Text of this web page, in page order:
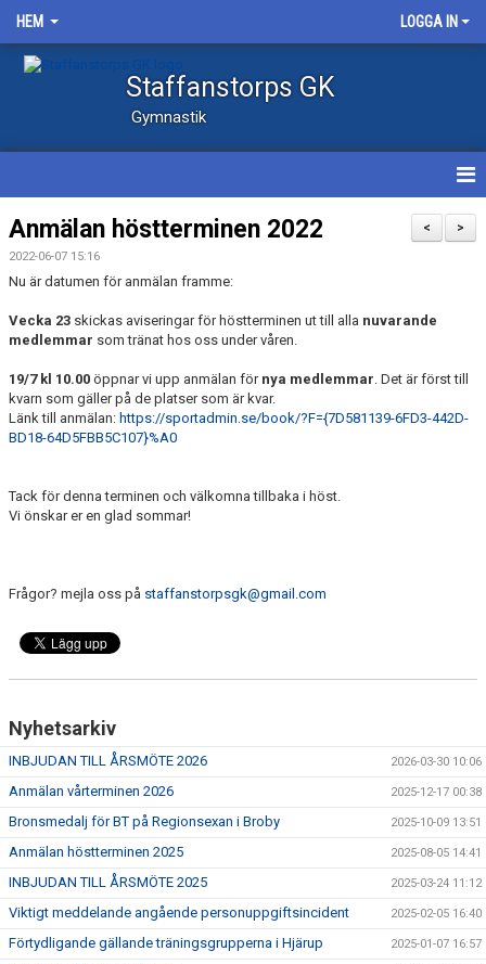
HEM LOGGA IN
Staffanstorps GK
Gymnastik
NYHETER
KALENDER
FOTOALBUM
>
<
Anmälan höstterminen 2022
2022-06-07 15:16
Nu är datumen för anmälan framme:
Vecka 23 skickas aviseringar för höstterminen ut till alla nuvarande
medlemmar som tränat hos oss under våren.
19/7 kl 10.00 öppnar vi upp anmälan för nya medlemmar. Det är först till
kvarn som gäller på de platser som är kvar.
Länk till anmälan: https://sportadmin.se/book/?F={7D581139-6FD3-442D-
BD18-64D5FBB5C107}%A0
Tack för denna terminen och välkomna tillbaka i höst.
Vi önskar er en glad sommar!
Frågor? mejla oss på staffanstorpsgk@gmail.com
Nyhetsarkiv
INBJUDAN TILL ÅRSMÖTE 2026 2026-03-30 10:06
Anmälan vårterminen 2026 2025-12-17 00:38
Bronsmedalj för BT på Regionsexan i Broby 2025-10-09 13:51
Anmälan höstterminen 2025 2025-08-05 14:41
INBJUDAN TILL ÅRSMÖTE 2025 2025-03-24 11:12
Viktigt meddelande angående personuppgiftsincident 2025-02-05 16:40
Förtydligande gällande träningsgrupperna i Hjärup 2025-01-07 16:57